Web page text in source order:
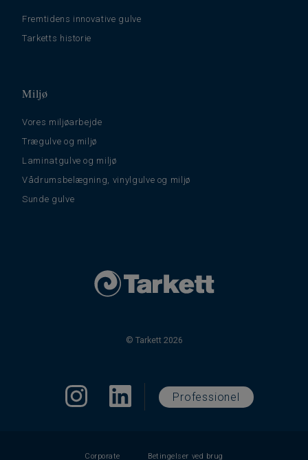
Fremtidens innovative gulve
Tarketts historie
Miljø
Vores miljøarbejde
Trægulve og miljø
Laminatgulve og miljø
Vådrumsbelægning, vinylgulve og miljø
Sunde gulve
© Tarkett 2026
Professionel
Corporate Betingelser ved brug